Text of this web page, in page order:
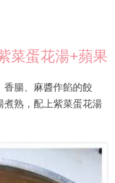
菜蛋花湯+蘋果
香腸、麻醬作餡的餃
煮熟，配上紫菜蛋花湯